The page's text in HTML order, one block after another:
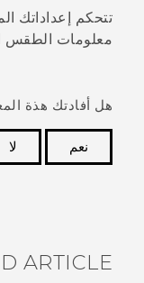
تتحكم إعداداتك
معلومات الطقس
هل أفادتك هذة
نعم
لا
ARTICLE